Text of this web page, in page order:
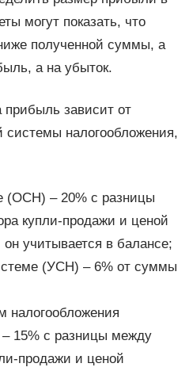
могут показать, что
полученной суммы, а
а на убыток.
прибыль зависит от
системы налогообложения,
(ОСН) – 20% с разницы
купли-продажи и ценой
он учитывается в балансе;
(УСН) – 6% от суммы
налогообложения
15% с разницы между
продажи и ценой